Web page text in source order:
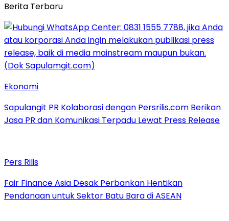
Berita Terbaru
Ekonomi
Sapulangit PR Kolaborasi dengan Persrilis.com Berikan
Jasa PR dan Komunikasi Terpadu Lewat Press Release
Pers Rilis
Fair Finance Asia Desak Perbankan Hentikan
Pendanaan untuk Sektor Batu Bara di ASEAN